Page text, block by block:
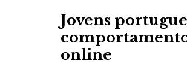
Jovens
online